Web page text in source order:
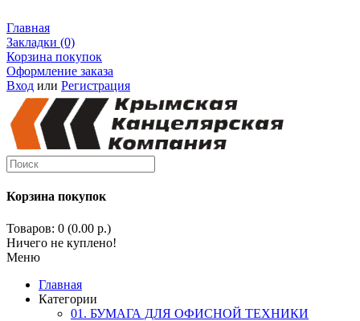
Главная
Закладки (0)
Корзина покупок
Оформление заказа
Вход или Регистрация
Корзина покупок
Товаров: 0 (0.00 р.)
Ничего не куплено!
Меню
Главная
Категории
01. БУМАГА ДЛЯ ОФИСНОЙ ТЕХНИКИ